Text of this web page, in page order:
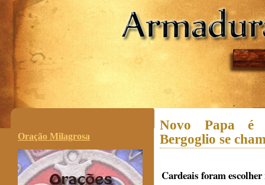
.
Oração Milagrosa
Novo Papa é
Bergoglio se
Cardeais foram